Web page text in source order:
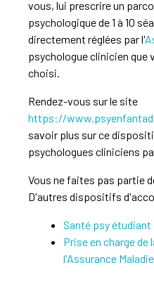
vous, lui prescrire un
psychologique de 1 à 10
directement réglées par l'
psychologue clinicien que
choisi.
Rendez-vous sur le site
https://
savoir plus sur ce
psychologues cliniciens
Vous ne faites pas partie
D'autres dispositifs
Santé psy étudiant
Prise en charge
l'Assurance Maladie